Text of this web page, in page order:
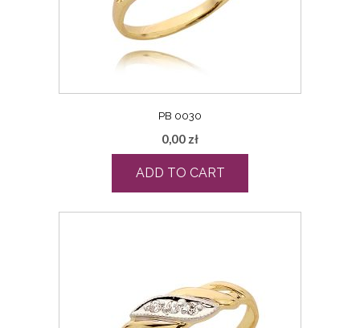
PB 0030
0,00 zł
ADD TO CART